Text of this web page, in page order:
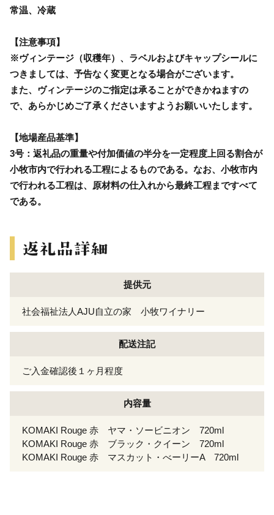
常温、冷蔵
【注意事項】
※ヴィンテージ（収穫年）、ラベルおよびキャップシールに
つきましては、予告なく変更となる場合がございます。
また、ヴィンテージのご指定は承ることができかねますの
で、あらかじめご了承くださいますようお願いいたします。
【地場産品基準】
3号：返礼品の重量や付加価値の半分を一定程度上回る割合が
小牧市内で行われる工程によるものである。なお、小牧市内
で行われる工程は、原材料の仕入れから最終工程まですべて
である。
提供元
社会福祉法人AJU自立の家 小牧ワイナリー
配送注記
ご入金確認後１ヶ月程度
内容量
KOMAKI Rouge 赤 ヤマ・ソービニオン 720ml
KOMAKI Rouge 赤 ブラック・クイーン 720ml
KOMAKI Rouge 赤 マスカット・べーリーA 720ml